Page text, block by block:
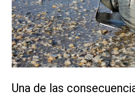
Una de las